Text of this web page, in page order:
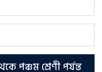
পঞ্চম শ্রেণী পর্যন্ত